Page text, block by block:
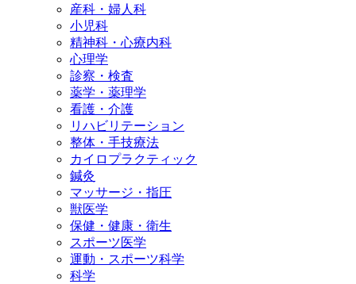
産科・婦人科
小児科
精神科・心療内科
心理学
診察・検査
薬学・薬理学
看護・介護
リハビリテーション
整体・手技療法
カイロプラクティック
鍼灸
マッサージ・指圧
獣医学
保健・健康・衛生
スポーツ医学
運動・スポーツ科学
科学